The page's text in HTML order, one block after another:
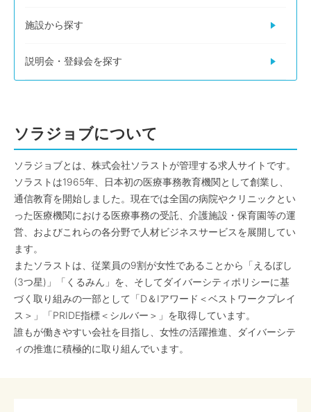
施設から探す
説明会・登録会を探す
ソラジョブについて
ソラジョブとは、株式会社ソラストが管理する求人サイトです。
ソラストは1965年、日本初の医療事務教育機関として創業し、
通信教育を開始しました。現在では全国の病院やクリニックとい
った医療機関における医療事務の受託、介護施設・保育園等の運
営、およびこれらの各分野で人材ビジネスサービスを展開してい
ます。
またソラストは、従業員の9割が女性であることから「えるぼし
(3つ星)」「くるみん」を、そしてダイバーシティポリシーに基
づく取り組みの一部として「D＆Iアワード＜ベストワークプレイ
ス＞」「PRIDE指標＜シルバー＞」を取得しています。
誰もが働きやすい会社を目指し、女性の活躍推進、ダイバーシテ
ィの推進に積極的に取り組んでいます。